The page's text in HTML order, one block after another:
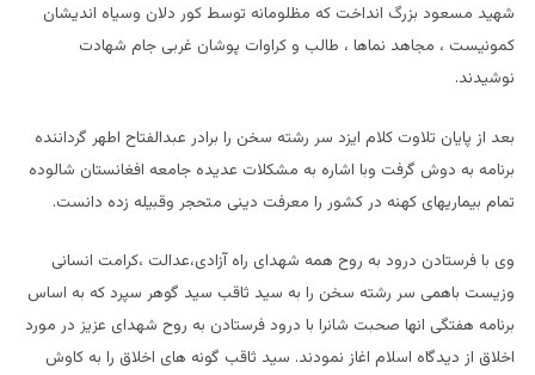
شهید مسعود بزرگ انداخت که مظلومانه توسط کور دلان وسیاه اندیشان
کمونیست ، مجاهد نماها ، طالب و کراوات پوشان غربی جام شهادت
نوشیدند.
بعد از پایان تلاوت کلام ایزد سر رشته سخن را برادر عبدالفتاح اطهر گرداننده
برنامه به دوش گرفت وبا اشاره به مشکلات عدیده جامعه افغانستان شالوده
تمام بیماریهای کهنه در کشور را معرفت دینی متحجر وقبیله زده دانست.
وی با فرستادن درود به روح همه شهدای راه آزادی،عدالت ،کرامت انسانی
وزیست باهمی سر رشته سخن را به سید ثاقب سید گوهر سپرد که به اساس
برنامه هفتگی انها صحبت شانرا با درود فرستادن به روح شهدای عزیز در مورد
اخلاق از دیدگاه اسلام اغاز نمودند. سید ثاقب گونه های اخلاق را به کاوش